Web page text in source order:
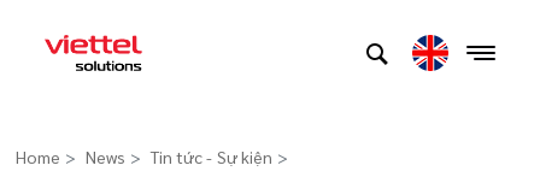
Home News Tin tức - Sự kiện >